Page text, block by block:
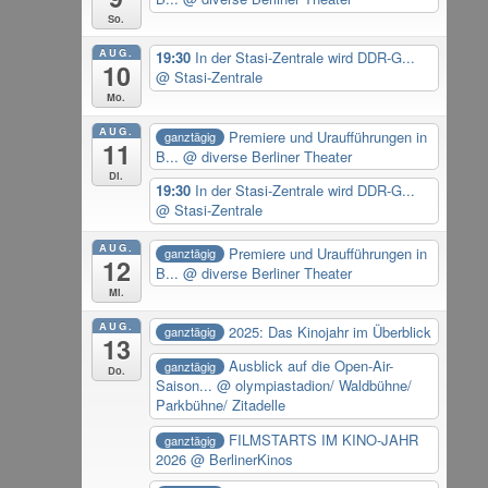
So.
AUG.
10
Mo.
19:30 In der Stasi-Zentrale wird DDR-G...
@ Stasi-Zentrale
AUG.
11
Di.
ganztägig
Premiere und Uraufführungen in
B...@ diverse Berliner Theater
19:30 In der Stasi-Zentrale wird DDR-G...
@ Stasi-Zentrale
AUG.
12
Mi.
ganztägig
Premiere und Uraufführungen in
B...@ diverse Berliner Theater
AUG.
13
Do.
ganztägig 2025: Das Kinojahr im Überblick
ganztägig
Ausblick auf die Open-Air-
Saison...@ olympiastadion/ Waldbühne/
Parkbühne/ Zitadelle
ganztägig
FILMSTARTS IM KINO-JAHR
2026@ BerlinerKinos